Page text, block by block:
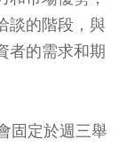
談的階段，與
者的需求和期
固定於週三舉